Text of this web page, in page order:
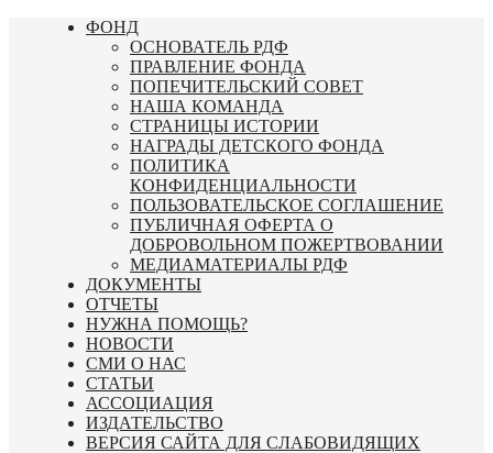
Перейти
ФОНД
ОСНОВАТЕЛЬ РДФ
ПРАВЛЕНИЕ ФОНДА
ПОПЕЧИТЕЛЬСКИЙ СОВЕТ
НАША КОМАНДА
СТРАНИЦЫ ИСТОРИИ
НАГРАДЫ ДЕТСКОГО ФОНДА
ПОЛИТИКА
КОНФИДЕНЦИАЛЬНОСТИ
ПОЛЬЗОВАТЕЛЬСКОЕ СОГЛАШЕНИЕ
ПУБЛИЧНАЯ ОФЕРТА О
ДОБРОВОЛЬНОМ ПОЖЕРТВОВАНИИ
МЕДИАМАТЕРИАЛЫ РДФ
ДОКУМЕНТЫ
ОТЧЕТЫ
НУЖНА ПОМОЩЬ?
НОВОСТИ
СМИ О НАС
СТАТЬИ
АССОЦИАЦИЯ
ИЗДАТЕЛЬСТВО
ВЕРСИЯ САЙТА ДЛЯ СЛАБОВИДЯЩИХ